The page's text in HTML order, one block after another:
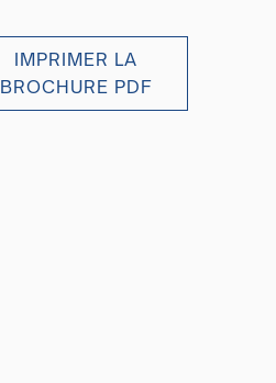
IMPRIMER LA
BROCHURE PDF